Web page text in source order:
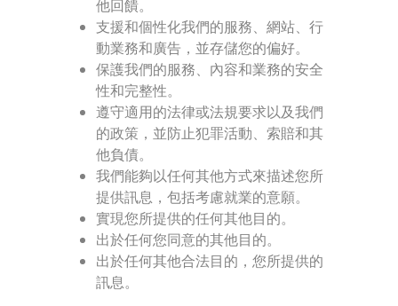
他回饋。
支援和個性化我們的服務、網站、行
動業務和廣告，並存儲您的偏好。
保護我們的服務、內容和業務的安全
性和完整性。
遵守適用的法律或法規要求以及我們
的政策，並防止犯罪活動、索賠和其
他負債。
我們能夠以任何其他方式來描述您所
提供訊息，包括考慮就業的意願。
實現您所提供的任何其他目的。
出於任何您同意的其他目的。
出於任何其他合法目的，您所提供的
訊息。